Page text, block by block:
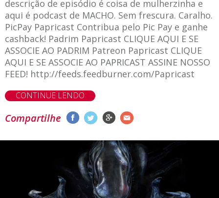
descrição de episódio é coisa de mulherzinha e
aqui é podcast de MACHO. Sem frescura. Caralho.
PicPay Papricast Contribua pelo Pic Pay e ganhe
cashback! Padrim Papricast CLIQUE AQUI E SE
ASSOCIE AO PADRIM Patreon Papricast CLIQUE
AQUI E SE ASSOCIE AO PAPRICAST ASSINE NOSSO
FEED! http://feeds.feedburner.com/Papricast
CONTINUE LENDO
Compartilhe